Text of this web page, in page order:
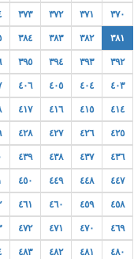
٣٧٠ ٣٧١ ٣٧٢ ٣٧٣
٣٨١ ٣٨٢ ٣٨٣ ٣٨٤
٣٩٢ ٣٩٣ ٣٩٤ ٣٩٥
٤٠٣ ٤٠٤ ٤٠٥ ٤٠٦
٤١٤ ٤١٥ ٤١٦ ٤١٧
٤٢٥ ٤٢٦ ٤٢٧ ٤٢٨
٤٣٦ ٤٣٧ ٤٣٨ ٤٣٩
٤٤٧ ٤٤٨ ٤٤٩ ٤٥٠
٤٥٨ ٤٥٩ ٤٦٠ ٤٦١
٤٦٩ ٤٧٠ ٤٧١ ٤٧٢
٤٨٠ ٤٨١ ٤٨٢ ٤٨٣